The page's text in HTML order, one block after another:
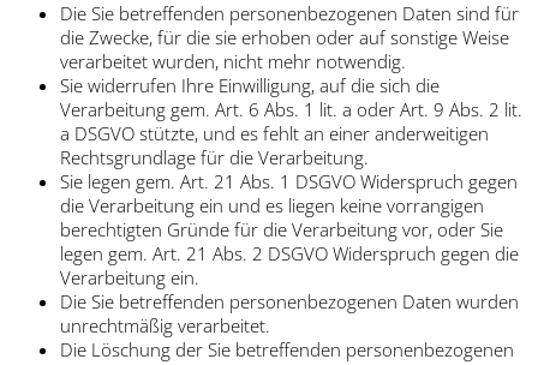
Die Sie betreffenden personenbezogenen Daten sind für
die Zwecke, für die sie erhoben oder auf sonstige Weise
verarbeitet wurden, nicht mehr notwendig.
Sie widerrufen Ihre Einwilligung, auf die sich die
Verarbeitung gem. Art. 6 Abs. 1 lit. a oder Art. 9 Abs. 2 lit.
a DSGVO stützte, und es fehlt an einer anderweitigen
Rechtsgrundlage für die Verarbeitung.
Sie legen gem. Art. 21 Abs. 1 DSGVO Widerspruch gegen
die Verarbeitung ein und es liegen keine vorrangigen
berechtigten Gründe für die Verarbeitung vor, oder Sie
legen gem. Art. 21 Abs. 2 DSGVO Widerspruch gegen die
Verarbeitung ein.
Die Sie betreffenden personenbezogenen Daten wurden
unrechtmäßig verarbeitet.
Die Löschung der Sie betreffenden personenbezogenen